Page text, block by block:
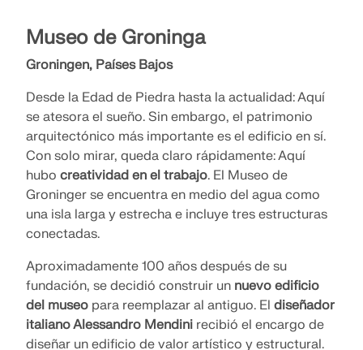
Museo de Groninga
Groningen, Países Bajos
Desde la Edad de Piedra hasta la actualidad: Aquí
se atesora el sueño. Sin embargo, el patrimonio
arquitectónico más importante es el edificio en sí.
Con solo mirar, queda claro rápidamente: Aquí
hubo creatividad en el trabajo. El Museo de
Groninger se encuentra en medio del agua como
una isla larga y estrecha e incluye tres estructuras
conectadas.
Aproximadamente 100 años después de su
fundación, se decidió construir un nuevo edificio
del museo para reemplazar al antiguo. El diseñador
italiano Alessandro Mendini recibió el encargo de
diseñar un edificio de valor artístico y estructural.